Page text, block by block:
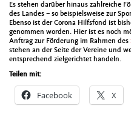
Es stehen darüber hinaus zahlreiche
des Landes – so beispielsweise zur
Ebenso ist der Corona Hilfsfond ist
genommen worden. Hier ist es noch
Anftrag zur Förderung im Rahmen des
stehen an der Seite der Vereine und
entsprechend zielgerichtet handeln.
Teilen mit:
Facebook X